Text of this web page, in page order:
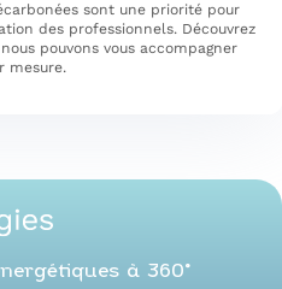
sont une priorité pour
des professionnels. Découvrez
pouvons vous accompagner
mesure.
à 360°